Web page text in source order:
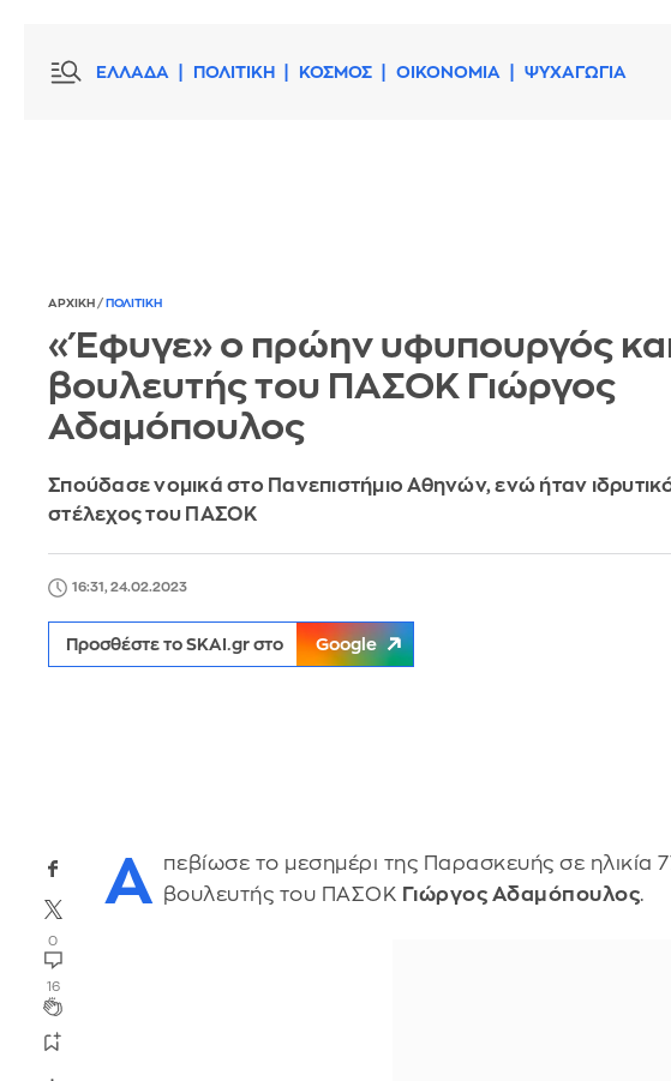
ΕΛΛΑΔΑ ΠΟΛΙΤΙΚΗ ΚΟΣΜΟΣ ΟΙΚΟΝΟΜΙΑ ΨΥΧΑΓΩΓΙΑ
ΑΡΧΙΚΗ / ΠΟΛΙΤΙΚΗ
«Έφυγε» ο πρώην υφυπουργός
βουλευτής του ΠΑΣΟΚ Γιώργος
Αδαμόπουλος
Σπούδασε νομικά στο Πανεπιστήμιο Αθηνών, ενώ ήταν
στέλεχος του ΠΑΣΟΚ
16:31, 24.02.2023
Προσθέστε το SKAI.gr στο Google
0
16
Α πεβίωσε το μεσημέρι της Παρασκευής σε
βουλευτής του ΠΑΣΟΚ Γιώργος Αδαμόπουλος.